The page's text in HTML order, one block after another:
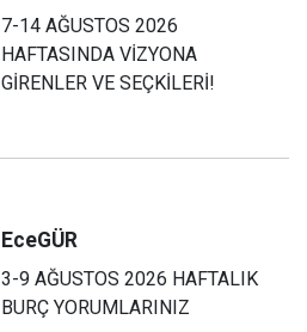
7-14 AĞUSTOS 2026
HAFTASINDA VİZYONA
GİRENLER VE SEÇKİLERİ!
EceGÜR
3-9 AĞUSTOS 2026 HAFTALIK
BURÇ YORUMLARINIZ